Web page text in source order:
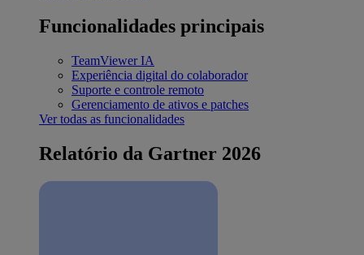
Funcionalidades principais
TeamViewer IA
Experiência digital do colaborador
Suporte e controle remoto
Gerenciamento de ativos e patches
Ver todas as funcionalidades
Relatório da Gartner 2026